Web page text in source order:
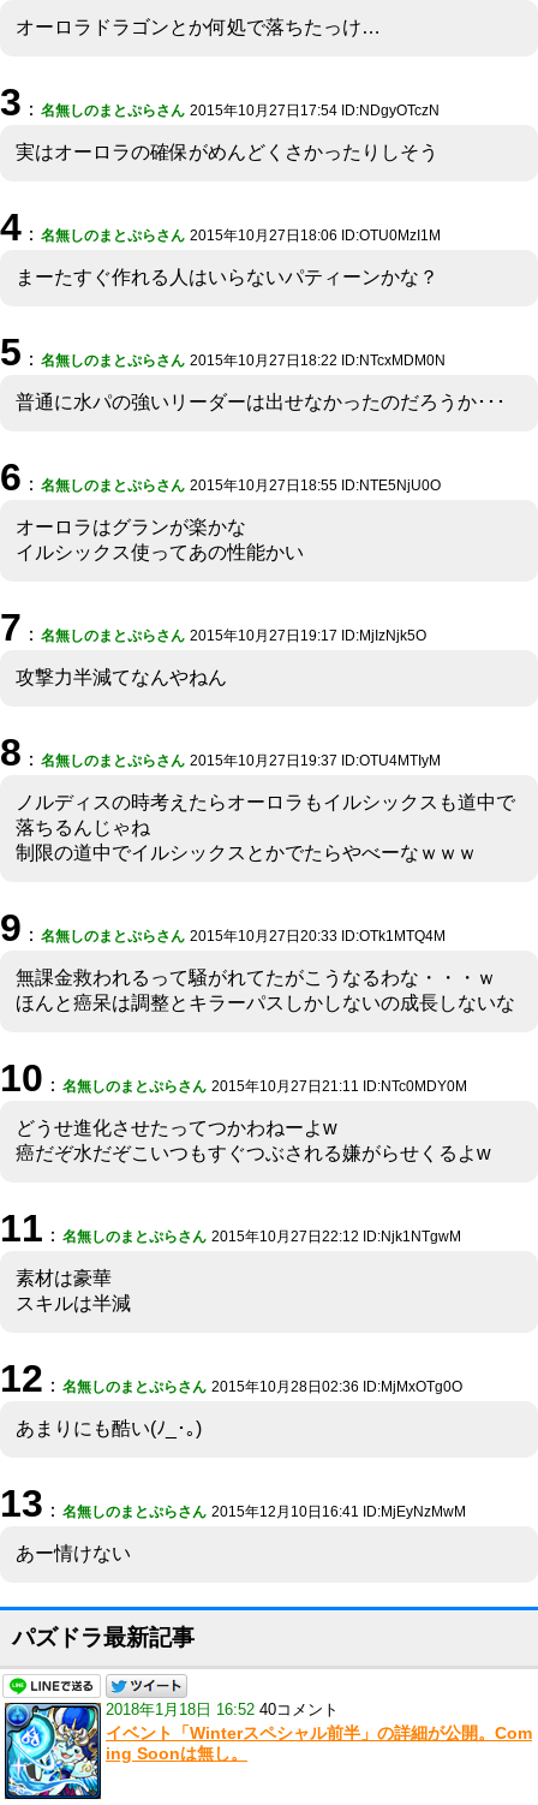
オーロラドラゴンとか何処で落ちたっけ…
3 ： 名無しのまとぷらさん 2015年10月27日17:54 ID:NDgyOTczN
実はオーロラの確保がめんどくさかったりしそう
4 ： 名無しのまとぷらさん 2015年10月27日18:06 ID:OTU0MzI1M
まーたすぐ作れる人はいらないパティーンかな？
5 ： 名無しのまとぷらさん 2015年10月27日18:22 ID:NTcxMDM0N
普通に水パの強いリーダーは出せなかったのだろうか･･･
6 ： 名無しのまとぷらさん 2015年10月27日18:55 ID:NTE5NjU0O
オーロラはグランが楽かな
イルシックス使ってあの性能かい
7 ： 名無しのまとぷらさん 2015年10月27日19:17 ID:MjIzNjk5O
攻撃力半減てなんやねん
8 ： 名無しのまとぷらさん 2015年10月27日19:37 ID:OTU4MTIyM
ノルディスの時考えたらオーロラもイルシックスも道中で
落ちるんじゃね
制限の道中でイルシックスとかでたらやべーなｗｗｗ
9 ： 名無しのまとぷらさん 2015年10月27日20:33 ID:OTk1MTQ4M
無課金救われるって騒がれてたがこうなるわな・・・ｗ
ほんと癌呆は調整とキラーパスしかしないの成長しないな
10 ： 名無しのまとぷらさん 2015年10月27日21:11 ID:NTc0MDY0M
どうせ進化させたってつかわねーよw
癌だぞ水だぞこいつもすぐつぶされる嫌がらせくるよw
11 ： 名無しのまとぷらさん 2015年10月27日22:12 ID:Njk1NTgwM
素材は豪華
スキルは半減
12 ： 名無しのまとぷらさん 2015年10月28日02:36 ID:MjMxOTg0O
あまりにも酷い(ﾉ_･｡)
13 ： 名無しのまとぷらさん 2015年12月10日16:41 ID:MjEyNzMwM
あー情けない
パズドラ最新記事
2018年1月18日 16:52 40コメント
イベント「Winterスペシャル前半」の詳細が公開。Com
ing Soonは無し。